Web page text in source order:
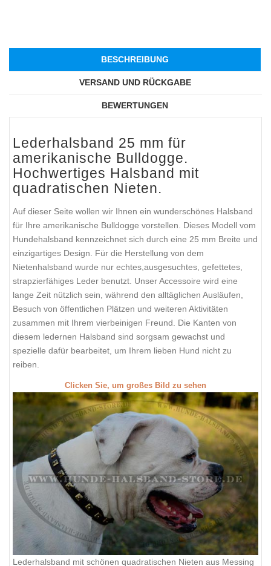
BESCHREIBUNG
VERSAND UND RÜCKGABE
BEWERTUNGEN
Lederhalsband 25 mm für
amerikanische Bulldogge.
Hochwertiges Halsband mit
quadratischen Nieten.
Auf dieser Seite wollen wir Ihnen ein wunderschönes Halsband
für Ihre amerikanische Bulldogge vorstellen. Dieses Modell vom
Hundehalsband kennzeichnet sich durch eine 25 mm Breite und
einzigartiges Design. Für die Herstellung von dem
Nietenhalsband wurde nur echtes,ausgesuchtes, gefettetes,
strapzierfähiges Leder benutzt. Unser Accessoire wird eine
lange Zeit nützlich sein, während den alltäglichen Ausläufen,
Besuch von öffentlichen Plätzen und weiteren Aktivitäten
zusammen mit Ihrem vierbeinigen Freund. Die Kanten von
diesem ledernen Halsband sind sorgsam gewachst und
spezielle dafür bearbeitet, um Ihrem lieben Hund nicht zu
reiben.
Clicken Sie, um großes Bild zu sehen
Lederhalsband mit schönen quadratischen Nieten aus Messing